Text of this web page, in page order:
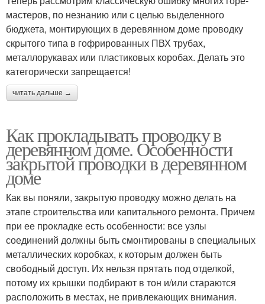
мастеров, по незнанию или с целью выделенного
бюджета, монтирующих в деревянном доме проводку
скрытого типа в гофрированных ПВХ трубах,
металлорукавах или пластиковых коробах. Делать это
категорически запрещается!
читать дальше →
Как прокладывать проводку в
деревянном доме. Особенности
закрытой проводки в деревянном
доме
Как вы поняли, закрытую проводку можно делать на
этапе строительства или капитального ремонта. Причем
при ее прокладке есть особенности: все узлы
соединений должны быть смонтированы в специальных
металлических коробках, к которым должен быть
свободный доступ. Их нельзя прятать под отделкой,
потому их крышки подбирают в тон и/или стараются
расположить в местах, не привлекающих внимания.